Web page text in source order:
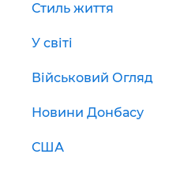
Стиль життя
У світі
Військовий Огляд
Новини Донбасу
США